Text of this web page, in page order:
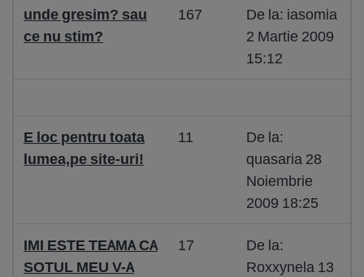
unde gresim? sau
ce nu stim?
167
De la: iasomia
2 Martie 2009
15:12
E loc pentru toata
lumea,pe site-uri!
11
De la:
quasaria 28
Noiembrie
2009 18:25
IMI ESTE TEAMA CA
SOTUL MEU V-A
17
De la:
Roxxynela 13